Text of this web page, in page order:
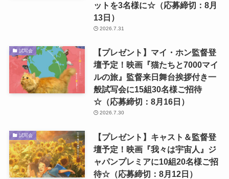
ットを3名様に☆（応募締切：8月
13日）
2026.7.31
試写会
【プレゼント】マイ・ホン監督登
壇予定！映画『猫たちと7000マイ
ルの旅』監督来日舞台挨拶付き一
般試写会に15組30名様ご招待
☆（応募締切：8月16日）
2026.7.30
試写会
【プレゼント】キャスト＆監督登
壇予定！映画『我々は宇宙人』ジ
ャパンプレミアに10組20名様ご招
待☆（応募締切：8月12日）